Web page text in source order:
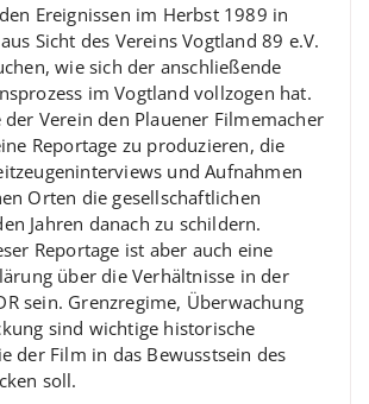
Ereignissen im Herbst 1989 in
Sicht des Vereins Vogtland 89 e.V.
wie sich der anschließende
im Vogtland vollzogen hat.
der Verein den Plauener Filmemacher
Reportage zu produzieren, die
und Aufnahmen
Orten die gesellschaftlichen
Jahren danach zu schildern.
Reportage ist aber auch eine
über die Verhältnisse in der
sein. Grenzregime, Überwachung
sind wichtige historische
der Film in das Bewusstsein des
soll.